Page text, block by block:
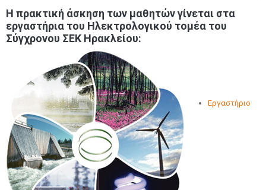
Η πρακτική άσκηση των μαθητών γίνεται στα
εργαστήρια του Ηλεκτρολογικού τομέα του
Σύγχρονου ΣΕΚ Ηρακλείου:
Εργαστήριο